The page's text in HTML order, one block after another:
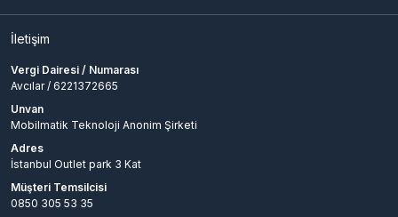
İletişim
Vergi Dairesi / Numarası
Avcılar / 6221372665
Unvan
Mobilmatik Teknoloji Anonim Şirketi
Adres
İstanbul Outlet park 3 Kat
Müşteri Temsilcisi
0850 305 53 35